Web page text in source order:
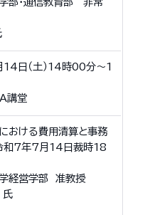
日（土）14時00分〜1
講堂
おける費用清算と事務
和7年7月14日裁時18
経営学部 准教授